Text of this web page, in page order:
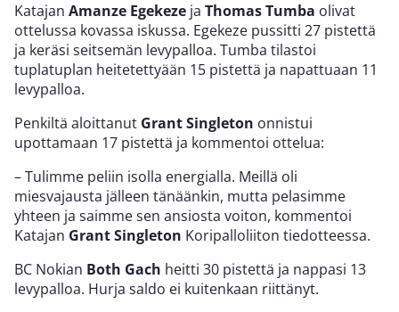
Katajan Amanze Egekeze ja Thomas Tumba olivat
ottelussa kovassa iskussa. Egekeze pussitti 27 pistettä
ja keräsi seitsemän levypalloa. Tumba tilastoi
tuplatuplan heitetettyään 15 pistettä ja napattuaan 11
levypalloa.
Penkiltä aloittanut Grant Singleton onnistui
upottamaan 17 pistettä ja kommentoi ottelua:
– Tulimme peliin isolla energialla. Meillä oli
miesvajausta jälleen tänäänkin, mutta pelasimme
yhteen ja saimme sen ansiosta voiton, kommentoi
Katajan Grant Singleton Koripalloliiton tiedotteessa.
BC Nokian Both Gach heitti 30 pistettä ja nappasi 13
levypalloa. Hurja saldo ei kuitenkaan riittänyt.